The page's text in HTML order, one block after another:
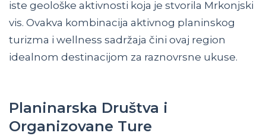
iste geološke aktivnosti koja je stvorila Mrkonjski
vis. Ovakva kombinacija aktivnog planinskog
turizma i wellness sadržaja čini ovaj region
idealnom destinacijom za raznovrsne ukuse.
Planinarska Društva i
Organizovane Ture